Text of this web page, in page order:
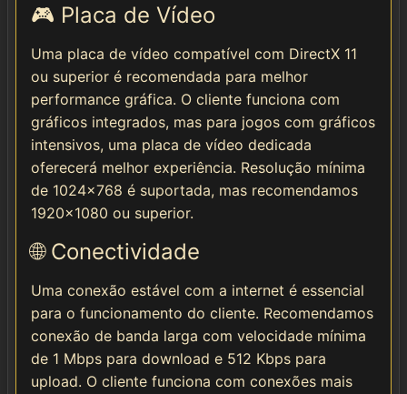
🎮 Placa de Vídeo
Uma placa de vídeo compatível com DirectX 11
ou superior é recomendada para melhor
performance gráfica. O cliente funciona com
gráficos integrados, mas para jogos com gráficos
intensivos, uma placa de vídeo dedicada
oferecerá melhor experiência. Resolução mínima
de 1024x768 é suportada, mas recomendamos
1920x1080 ou superior.
🌐 Conectividade
Uma conexão estável com a internet é essencial
para o funcionamento do cliente. Recomendamos
conexão de banda larga com velocidade mínima
de 1 Mbps para download e 512 Kbps para
upload. O cliente funciona com conexões mais